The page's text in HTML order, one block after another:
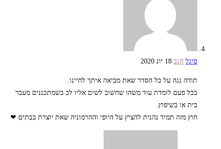
סיגל הגב 18 יונ 2020
תודה נגה על כל הסדר שאת מביאה איתך לחיינו.
בכל פעם לומדת עוד משהו שחשוב לשים אליו לב כשמתכננים מעבר
בית או בשיפוץ.
חוץ מזה תמיד נהנית להציץ על היופי וההרמוניה שאת יוצרת בבתים ❤